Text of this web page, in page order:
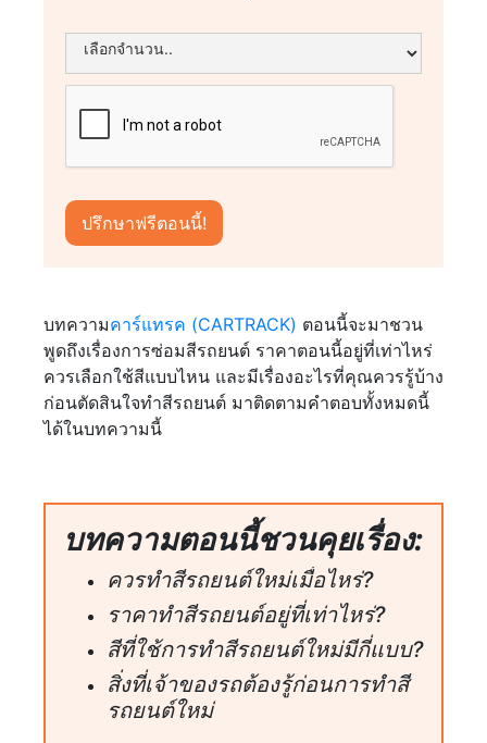
บทความคาร์แทรค (CARTRACK) ตอนนี้จะมาชวน
พูดถึงเรื่องการซ่อมสีรถยนต์ ราคาตอนนี้อยู่ที่เท่าไหร่
ควรเลือกใช้สีแบบไหน และมีเรื่องอะไรที่คุณควรรู้บ้าง
ก่อนตัดสินใจทำสีรถยนต์ มาติดตามคำตอบทั้งหมดนี้
ได้ในบทความนี้
บทความตอนนี้ชวนคุยเรื่อง:
ควรทำสีรถยนต์ใหม่เมื่อไหร่?
ราคาทำสีรถยนต์อยู่ที่เท่าไหร่?
สีที่ใช้การทำสีรถยนต์ใหม่มีกี่แบบ?
สิ่งที่เจ้าของรถต้องรู้ก่อนการทำสี
รถยนต์ใหม่